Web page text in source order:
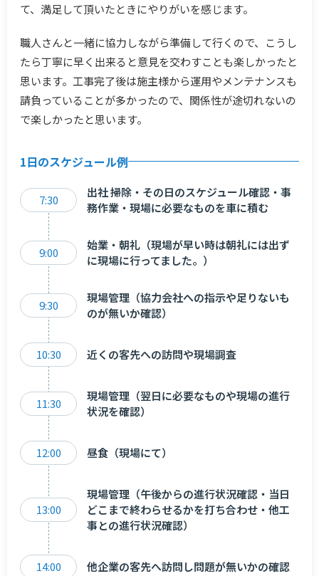
て、満足して頂いたときにやりがいを感じます。
職人さんと一緒に協力しながら準備して行くので、こうし
たら丁寧に早く出来ると意見を交わすことも楽しかったと
思います。工事完了後は施主様から運用やメンテナンスも
請負っていることが多かったので、関係性が途切れないの
で楽しかったと思います。
1日のスケジュール例
7:30
出社 掃除・その日のスケジュール確認・事
務作業・現場に必要なものを車に積む
9:00
始業・朝礼（現場が早い時は朝礼には出ず
に現場に行ってました。）
9:30
現場管理（協力会社への指示や足りないも
のが無いか確認）
10:30 近くの客先への訪問や現場調査
11:30
現場管理（翌日に必要なものや現場の進行
状況を確認）
12:00 昼食（現場にて）
13:00
現場管理（午後からの進行状況確認・当日
どこまで終わらせるかを打ち合わせ・他工
事との進行状況確認）
14:00 他企業の客先へ訪問し問題が無いかの確認